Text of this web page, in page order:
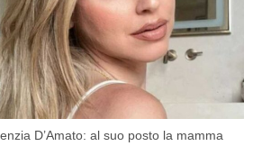
D’Amato: al suo posto la mamma